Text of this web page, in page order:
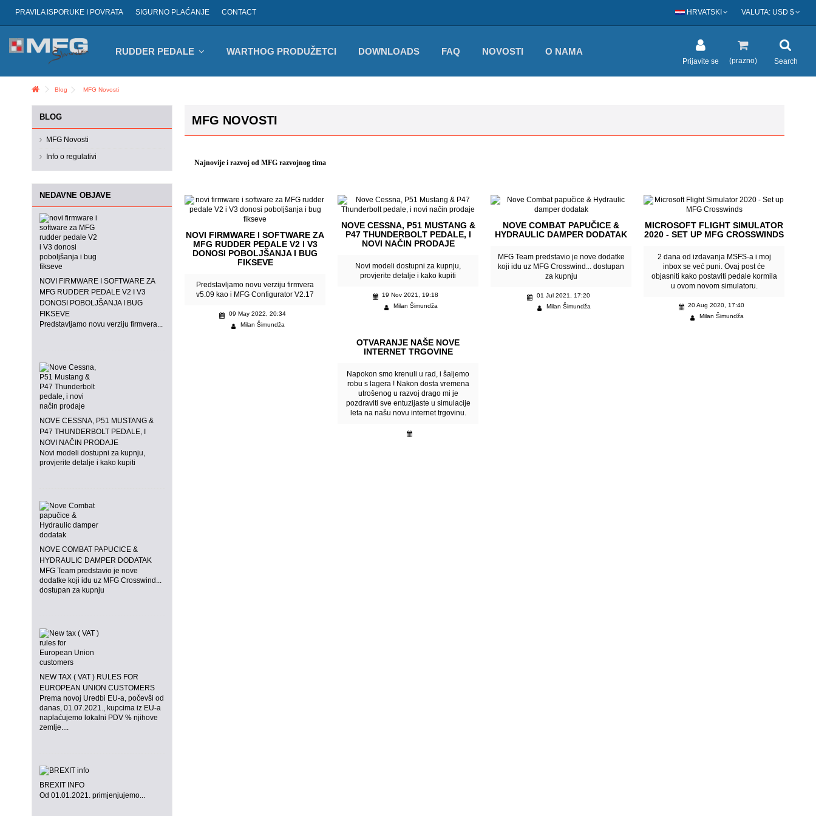
VALUTA: USD $
HRVATSKI
PRAVILA ISPORUKE I POVRATA SIGURNO PLAĆANJE CONTACT
RUDDER PEDALE WARTHOG PRODUŽETCI DOWNLOADS FAQ NOVOSTI O NAMA
Search
(prazno)
Prijavite se
Blog MFG Novosti
MFG NOVOSTI
Najnovije i razvoj od MFG razvojnog tima
NOVI FIRMWARE I SOFTWARE ZA
MFG RUDDER PEDALE V2 I V3
DONOSI POBOLJŠANJA I BUG
FIKSEVE
Predstavljamo novu verziju firmvera
v5.09 kao i MFG Configurator V2.17
09 May 2022, 20:34
Milan Šimundža
NOVE CESSNA, P51 MUSTANG &
P47 THUNDERBOLT PEDALE, I
NOVI NAČIN PRODAJE
Novi modeli dostupni za kupnju,
provjerite detalje i kako kupiti
19 Nov 2021, 19:18
Milan Šimundža
NOVE COMBAT PAPUČICE &
HYDRAULIC DAMPER DODATAK
MFG Team predstavio je nove dodatke
koji idu uz MFG Crosswind... dostupan
za kupnju
01 Jul 2021, 17:20
Milan Šimundža
MICROSOFT FLIGHT SIMULATOR
2020 - SET UP MFG CROSSWINDS
2 dana od izdavanja MSFS-a i moj
inbox se već puni. Ovaj post će
objasniti kako postaviti pedale kormila
u ovom novom simulatoru.
20 Aug 2020, 17:40
Milan Šimundža
OTVARANJE NAŠE NOVE
INTERNET TRGOVINE
Napokon smo krenuli u rad, i šaljemo
robu s lagera ! Nakon dosta vremena
utrošenog u razvoj drago mi je
pozdraviti sve entuzijaste u simulacije
leta na našu novu internet trgovinu.
BLOG
MFG Novosti
Info o regulativi
NEDAVNE OBJAVE
NOVI FIRMWARE I SOFTWARE ZA
MFG RUDDER PEDALE V2 I V3
DONOSI POBOLJŠANJA I BUG
FIKSEVE
Predstavljamo novu verziju firmvera...
NOVE CESSNA, P51 MUSTANG &
P47 THUNDERBOLT PEDALE, I
NOVI NAČIN PRODAJE
Novi modeli dostupni za kupnju,
provjerite detalje i kako kupiti
NOVE COMBAT PAPUČICE &
HYDRAULIC DAMPER DODATAK
MFG Team predstavio je nove
dodatke koji idu uz MFG Crosswind...
dostupan za kupnju
NEW TAX ( VAT ) RULES FOR
EUROPEAN UNION CUSTOMERS
Prema novoj Uredbi EU-a, počevši od
danas, 01.07.2021., kupcima iz EU-a
naplaćujemo lokalni PDV % njihove
zemlje....
BREXIT INFO
Od 01.01.2021. primjenjujemo...